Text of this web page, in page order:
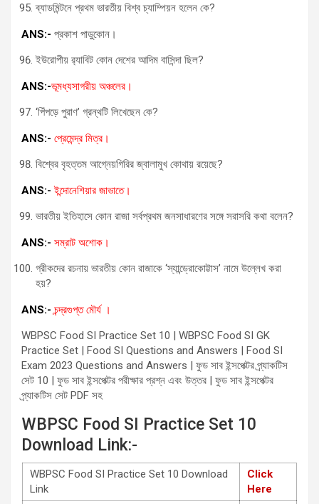
ব্যাডমিন্টনে প্রথম ভারতীয় বিশ্ব চ্যাম্পিয়ন হলেন কে?
ANS:- প্রকাশ পাড়ুকোন।
ইউরোপীয় র‍্যাবিট কোন দেশের আদিম বাসিন্দা ছিল?
ANS:-ভূমধ্যসাগরীয় অঞ্চলের।
‘পিঁপড়ে পুরাণ’ গ্রন্থটি লিখেছেন কে?
ANS:- প্রেমেন্দ্র মিত্র।
বিশ্বের বৃহত্তম আগ্নেয়গিরির জ্বালামুখ কোথায় রয়েছে?
ANS:-ইন্দোনেশিয়ার জাভাতে।
ভারতীয় ইতিহাসে কোন রাজা সর্বপ্রথম জনসাধারণের সঙ্গে সরাসরি কথা বলেন?
ANS:- সম্রাট অশোক।
গ্রীকদের রচনায় ভারতীয় কোন রাজাকে ‘স্যান্ড্রোকোট্টাস’ নামে উল্লেখ করা
হয়?
ANS:- চন্দ্রগুপ্ত মৌর্য ।
WBPSC Food SI Practice Set 10 | WBPSC Food SI GK
Practice Set | Food SI Questions and Answers | Food SI
Exam 2023 Questions and Answers | ফুড সাব ইন্সপেক্টর প্র্যাকটিস
সেট 10 | ফুড সাব ইন্সপেক্টর পরীক্ষার প্রশ্ন এবং উত্তর | ফুড সাব ইন্সপেক্টর
প্র্যাকটিস সেট PDF সহ
WBPSC Food SI Practice Set 10
Download Link:-
WBPSC Food SI Practice Set 10 Download
Link
Click
Here